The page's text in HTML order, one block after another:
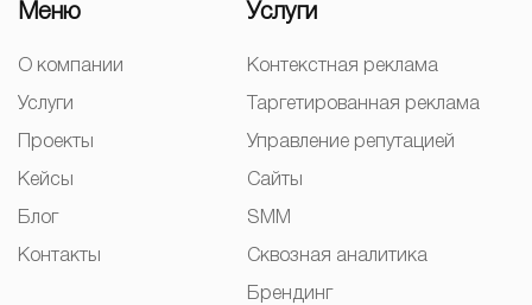
Меню
О компании
Услуги
Проекты
Кейсы
Блог
Контакты
Услуги
Контекстная реклама
Таргетированная реклама
Управление репутацией
Сайты
SMM
Сквозная аналитика
Брендинг